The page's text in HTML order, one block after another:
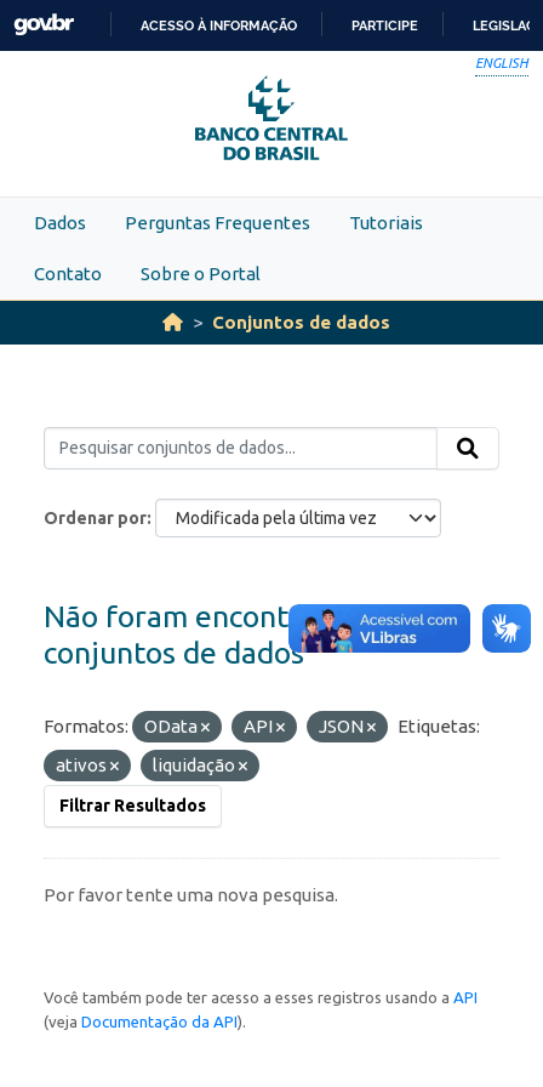
Skip to main content
PARA
O
CONTEÚDO
ACESSO À INFORMAÇÃO PARTICIPE
ENGLISH
Dados Perguntas Frequentes Tutoriais
Contato Sobre o Portal
Conjuntos de dados
Ordenar por
Não foram encontrados
conjuntos de dados
Formatos: OData API JSON
Etiquetas:
ativos
liquidação
Filtrar Resultados
Por favor tente uma nova pesquisa.
Você também pode ter acesso a esses registros usando a API
(veja Documentação da API).